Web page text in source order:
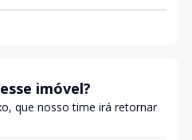
imóvel?
que nosso time irá retornar